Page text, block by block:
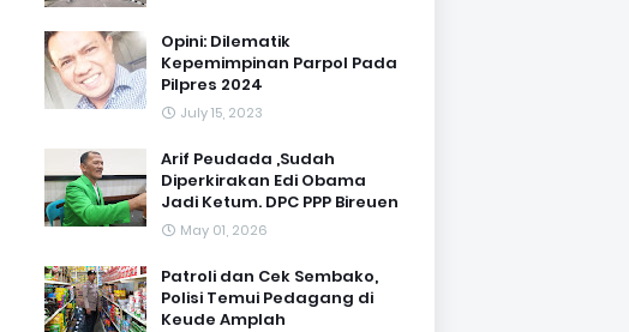
Opini: Dilematik
Kepemimpinan Parpol Pada
Pilpres 2024
July 15, 2023
Arif Peudada ,Sudah
Diperkirakan Edi Obama
Jadi Ketum. DPC PPP Bireuen
May 01, 2026
Patroli dan Cek Sembako,
Polisi Temui Pedagang di
Keude Amplah